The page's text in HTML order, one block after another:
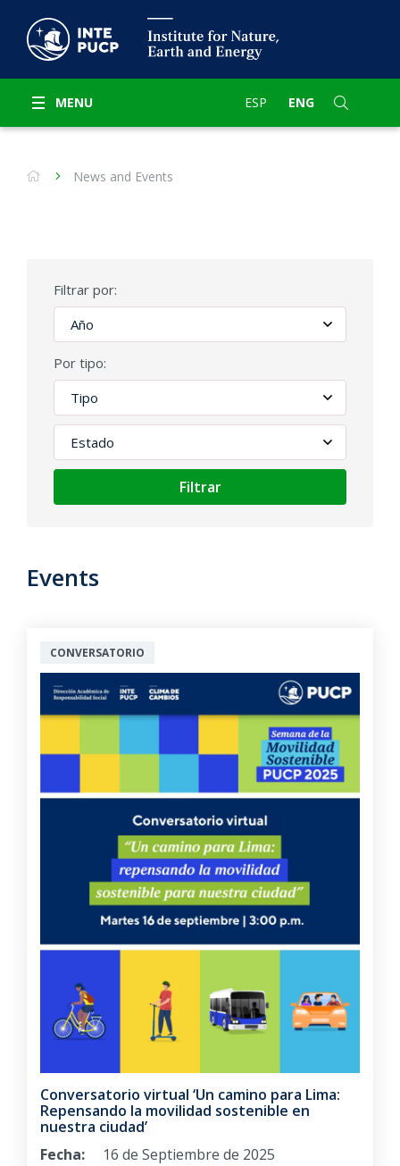
MENU ESP ENG
News and Events
Filtrar por:
Por tipo:
Filtrar
Events
CONVERSATORIO
Conversatorio virtual ‘Un camino para Lima:
Repensando la movilidad sostenible en
nuestra ciudad’
Fecha:
16 de Septiembre de 2025